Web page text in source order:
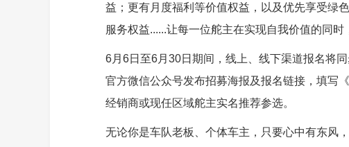
益；更有月度福利等价值权益，以及优先享受绿
服务权益......让每一位舵主在实现自我价值的同时
6月6日至6月30日期间，线上、线下渠道报名将
官方微信公众号发布招募海报及报名链接，填写
经销商或现任区域舵主实名推荐参选。
无论你是车队老板、个体车主，只要心中有东风